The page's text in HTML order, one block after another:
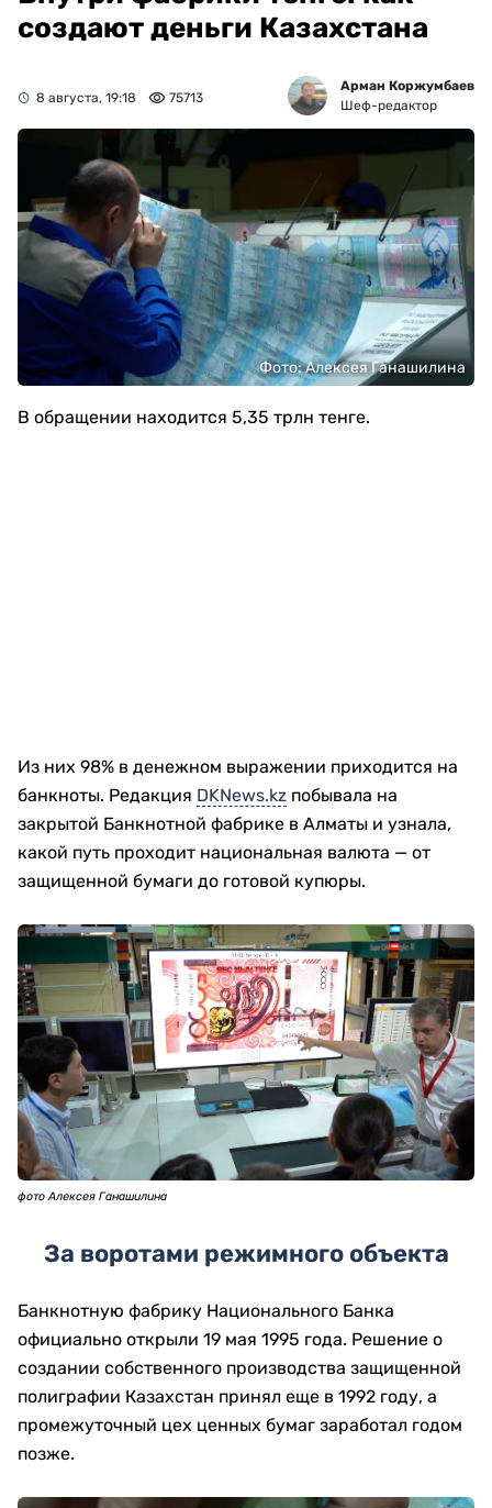
создают деньги Казахстана
8 августа, 19:18 75713
Арман Коржумбаев
Шеф-редактор
Фото: Алексея Ганашилина
В обращении находится 5,35 трлн тенге.
Из них 98% в денежном выражении приходится на
банкноты. Редакция DKNews.kz побывала на
закрытой Банкнотной фабрике в Алматы и узнала,
какой путь проходит национальная валюта — от
защищенной бумаги до готовой купюры.
фото Алексея Ганашилина
За воротами режимного объекта
Банкнотную фабрику Национального Банка
официально открыли 19 мая 1995 года. Решение о
создании собственного производства защищенной
полиграфии Казахстан принял еще в 1992 году, а
промежуточный цех ценных бумаг заработал годом
позже.